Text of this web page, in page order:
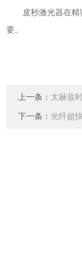
皮秒激光器在精密
要。
上一条： 太赫兹
下一条： 光纤超